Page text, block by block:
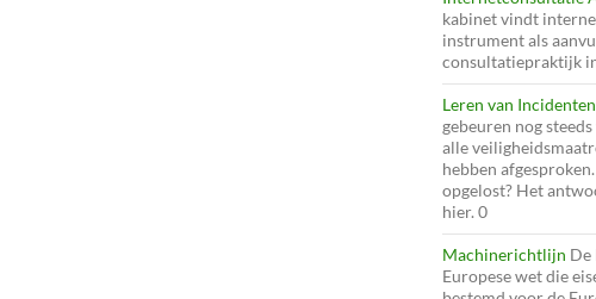
kabinet vindt
instrument als
consultatiepraktijk
Leren van Incidenten
gebeuren nog
alle
hebben
opgelost? Het
hier. 0
Machinerichtlijn De
Europese wet die